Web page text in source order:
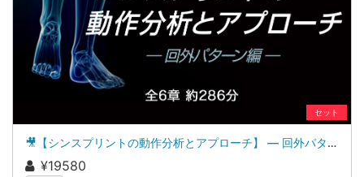
セット
🎥【シンスプリントの動作分析とアプローチ】 ― 回外パターン編 ―
¥19580